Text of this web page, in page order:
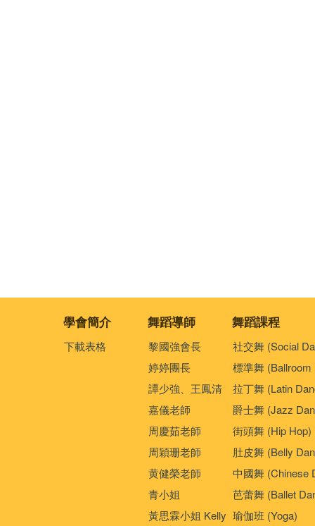
學會簡介 舞蹈導師 舞蹈課程
下載表格
黎國強會長
婷婷團長
譚少強、王鳳清
嘉儀老師
周慶茹老師
周穎珊老師
黄健榮老師
青小姐
黃思霖小姐 Kelly
社交舞 (Social
標準舞 (Ballroom
拉丁舞 (Latin
爵士舞 (Jazz
街頭舞 (Hip Hop)
肚皮舞 (Belly
中國舞 (Chinese
芭蕾舞 (Ballet
瑜伽班 (Yoga)